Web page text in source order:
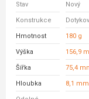
Stav
Nový
Konstrukce
Hmotnost 180 g
Výška 156,9
Šířka 75,4
Hloubka 8,1 mm